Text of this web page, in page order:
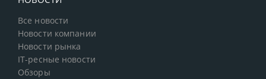
Все новости
Новости компании
Новости рынка
IT-ресные новости
Обзоры